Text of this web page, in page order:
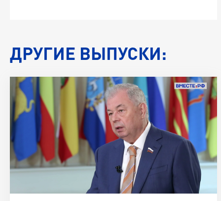
ДРУГИЕ ВЫПУСКИ: